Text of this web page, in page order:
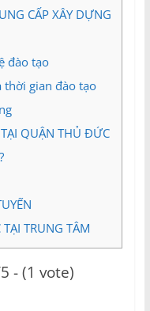
CẤP XÂY DỰNG
đào tạo
gian đào tạo
QUẬN THỦ ĐỨC
TRUNG TÂM
- (1 vote)